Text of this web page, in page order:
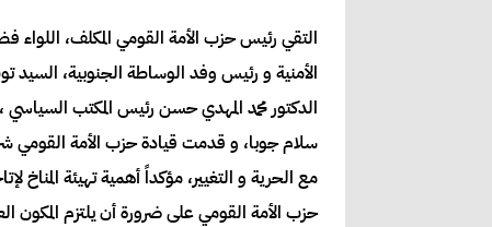
الأمنية و رئيس وفد الوساطة الجنوبية، السيد
الدكتور محمد المهدي حسن رئيس المكتب
سلام جوبا، و قدمت قيادة حزب الأمة القومي
مع الحرية و التغيير، مؤكداً أهمية تهيئة المناخ
حزب الأمة القومي على ضرورة أن يلتزم المكون